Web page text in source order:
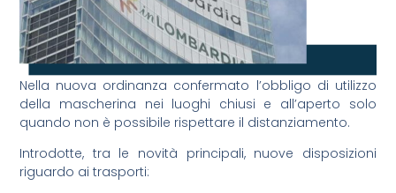
Nella nuova ordinanza confermato l’obbligo di utilizzo
della mascherina nei luoghi chiusi e all’aperto solo
quando non è possibile rispettare il distanziamento.
Introdotte, tra le novità principali, nuove disposizioni
riguardo ai trasporti: